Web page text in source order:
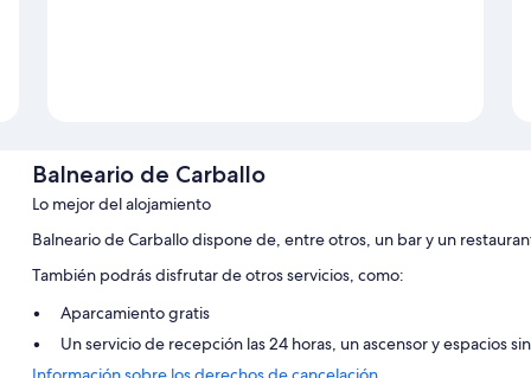
Balneario de Carballo
Lo mejor del alojamiento
Balneario de Carballo dispone de, entre otros, un bar y un
También podrás disfrutar de otros servicios, como:
Aparcamiento gratis
Un servicio de recepción las 24 horas, un ascensor y espacios